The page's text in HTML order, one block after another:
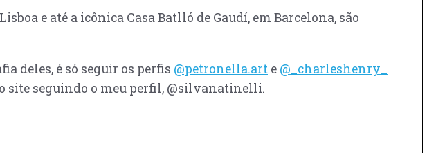
e até a icônica Casa Batlló de Gaudí, em Barcelona, são
deles, é só seguir os perfis @petronella.art e @_charleshenry_
site seguindo o meu perfil, @silvanatinelli.